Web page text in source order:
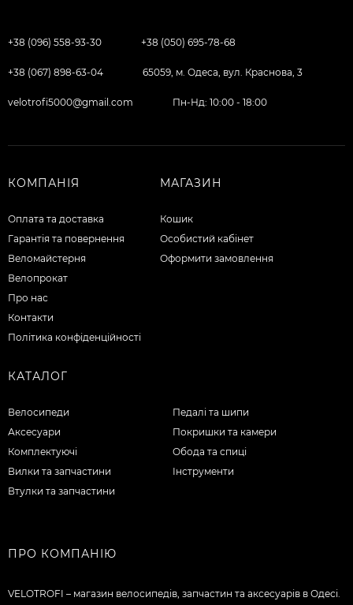
+38 (096) 558-93-30 +38 (050) 695-78-68
+38 (067) 898-63-04 65059, м. Одеса, вул. Краснова, 3
velotrofi5000@gmail.com Пн-Нд: 10:00 - 18:00
КОМПАНІЯ
Оплата та доставка
Гарантія та повернення
Веломайстерня
Велопрокат
Про нас
Контакти
Політика конфіденційності
МАГАЗИН
Кошик
Особистий кабінет
Оформити замовлення
КАТАЛОГ
Велосипеди
Аксесуари
Комплектуючі
Вилки та запчастини
Втулки та запчастини
Педалі та шипи
Покришки та камери
Обода та спиці
Інструменти
ПРО КОМПАНІЮ
VELOTROFI – магазин велосипедів, запчастин та аксесуарів в Одесі.